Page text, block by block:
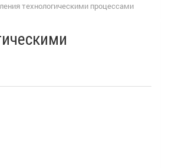
технологическими процессами